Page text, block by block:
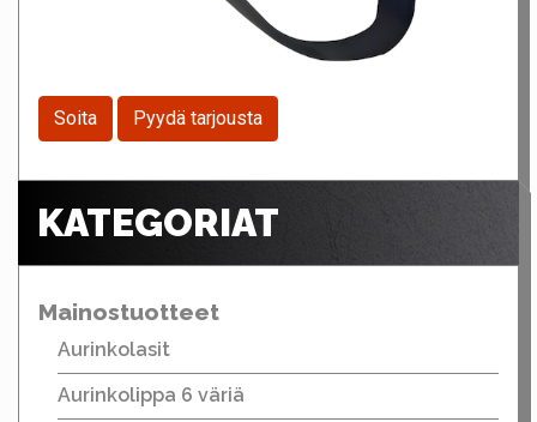
Soita Pyydä tarjousta
KATEGORIAT
Mainostuotteet
Aurinkolasit
Aurinkolippa 6 väriä